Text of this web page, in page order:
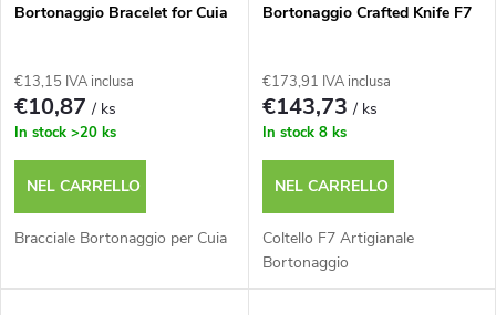
Bortonaggio Bracelet for Cuia
€13,15 IVA inclusa
€10,87/ ks
In stock >20 ks
NEL CARRELLO
Bracciale Bortonaggio per Cuia
Bortonaggio Crafted Knife F7
€173,91 IVA inclusa
€143,73/ ks
In stock 8 ks
NEL CARRELLO
Coltello F7 Artigianale
Bortonaggio